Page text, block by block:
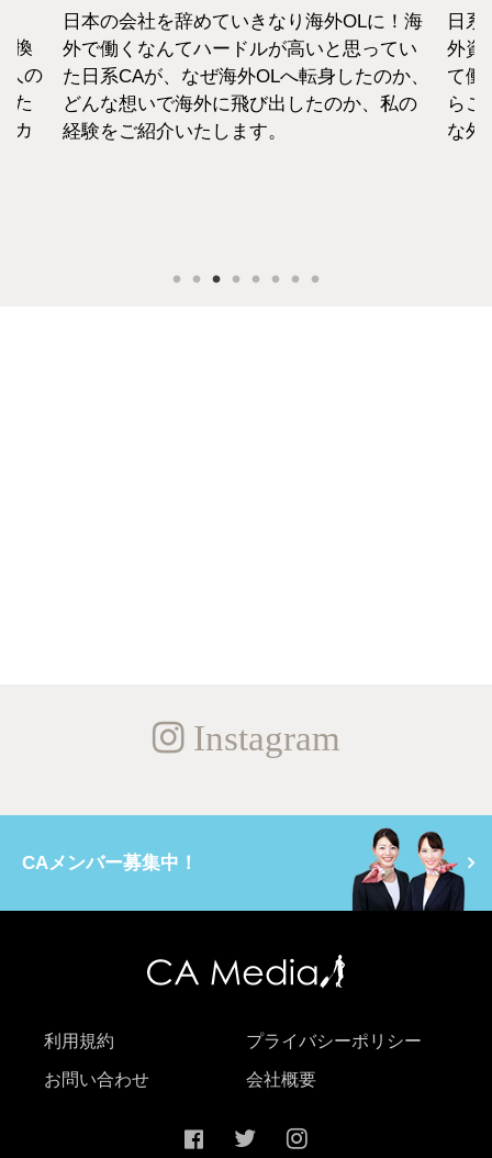
換
人の
た
カ
日本の会社を辞めていきなり海外OLに！海
外で働くなんてハードルが高いと思ってい
た日系CAが、なぜ海外OLへ転身したのか、
どんな想いで海外に飛び出したのか、私の
経験をご紹介いたします。
日
外資
て働
らこ
な外
Instagram
CAメンバー募集中！
利用規約 プライバシーポリシー
お問い合わせ 会社概要